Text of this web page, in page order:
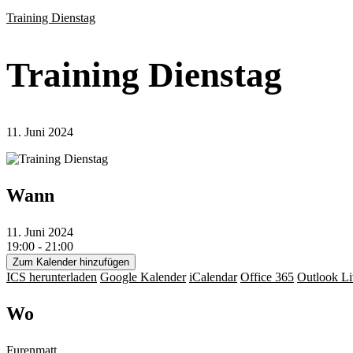
Training Dienstag
Training Dienstag
11. Juni 2024
Wann
11. Juni 2024
19:00 - 21:00
Zum Kalender hinzufügen
ICS herunterladen Google Kalender iCalendar Office 365 Outlook
Wo
Furenmatt